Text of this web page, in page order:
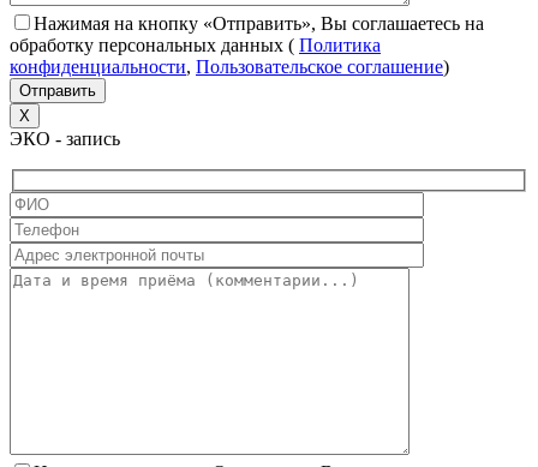
Нажимая на кнопку «Отправить», Вы соглашаетесь на
обработку персональных данных ( Политика
конфиденциальности, Пользовательское соглашение)
X
ЭКО - запись